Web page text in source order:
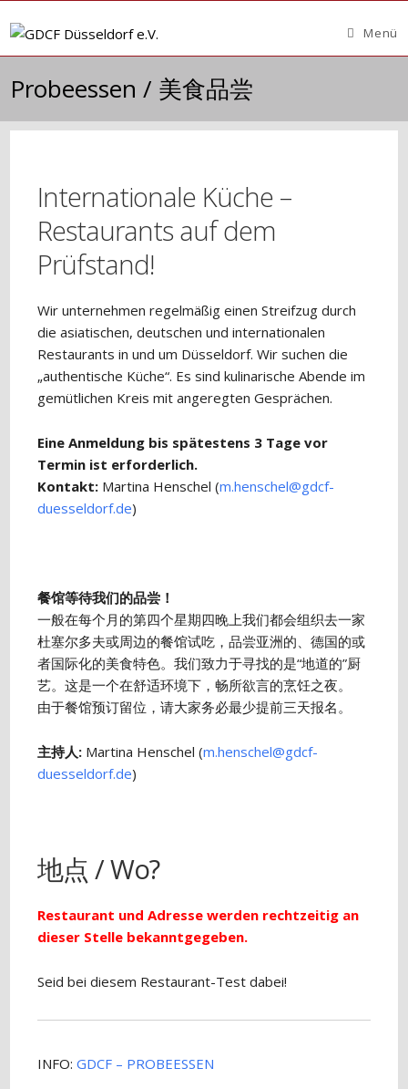
Inhalt
Menü
Probeessen / 美食品尝
Internationale Küche –
Restaurants auf dem
Prüfstand!
Wir unternehmen regelmäßig einen Streifzug durch
die asiatischen, deutschen und internationalen
Restaurants in und um Düsseldorf. Wir suchen die
„authentische Küche“. Es sind kulinarische Abende im
gemütlichen Kreis mit angeregten Gesprächen.
Eine Anmeldung bis spätestens 3 Tage vor
Termin ist erforderlich.
Kontakt: Martina Henschel (m.henschel@gdcf-
duesseldorf.de)
餐馆等待我们的品尝！
一般在每个月的第四个星期四晚上我们都会组织去一家
杜塞尔多夫或周边的餐馆试吃，品尝亚洲的、德国的或
者国际化的美食特色。我们致力于寻找的是“地道的”厨
艺。这是一个在舒适环境下，畅所欲言的烹饪之夜。
由于餐馆预订留位，请大家务必最少提前三天报名。
主持人: Martina Henschel (m.henschel@gdcf-
duesseldorf.de)
地点 / Wo?
Restaurant und Adresse werden rechtzeitig an
dieser Stelle bekanntgegeben.
Seid bei diesem Restaurant-Test dabei!
INFO:GDCF – PROBEESSEN